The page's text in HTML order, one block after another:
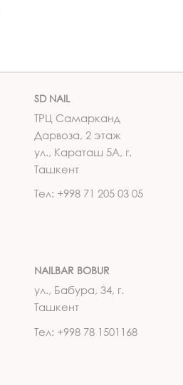
SD NAIL
ТРЦ Самарканд
Дарвоза, 2 этаж
ул., Караташ 5А, г.
Ташкент
Тел: +998 71 205 03 05
NAILBAR BOBUR
ул., Бабура, 34, г.
Ташкент
Тел: +998 78 1501168